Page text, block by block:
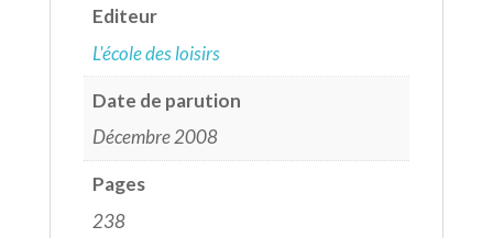
Editeur
L'école des loisirs
Date de parution
Décembre 2008
Pages
238